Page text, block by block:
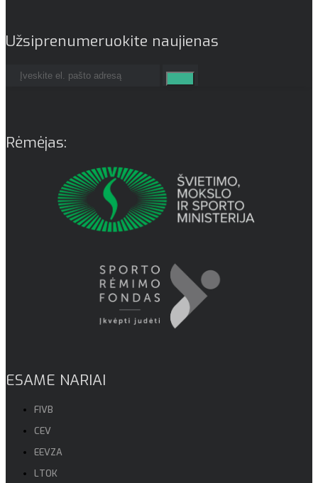
Užsiprenumeruokite naujienas
Rėmėjas:
ESAME NARIAI
FIVB
CEV
EEVZA
LTOK